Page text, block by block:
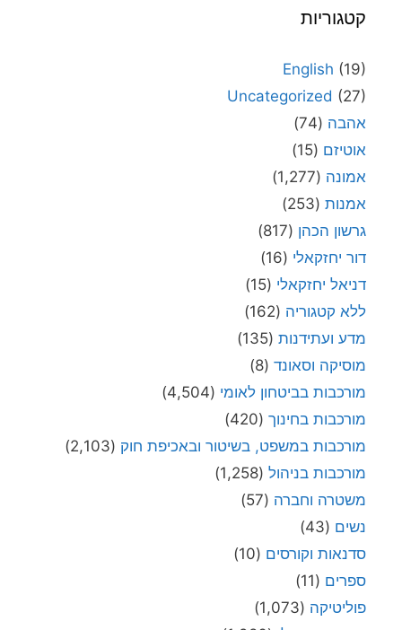
קטגוריות
English (19)
Uncategorized (27)
אהבה (74)
אוטיזם (15)
אמונה (1,277)
אמנות (253)
גרשון הכהן (817)
דור יחזקאלי (16)
דניאל יחזקאלי (15)
ללא קטגוריה (162)
מדע ועתידנות (135)
מוסיקה וסאונד (8)
מורכבות בביטחון לאומי (4,504)
מורכבות בחינוך (420)
מורכבות במשפט, בשיטור ובאכיפת חוק (2,103)
מורכבות בניהול (1,258)
משטרה וחברה (57)
נשים (43)
סדנאות וקורסים (10)
ספרים (11)
פוליטיקה (1,073)